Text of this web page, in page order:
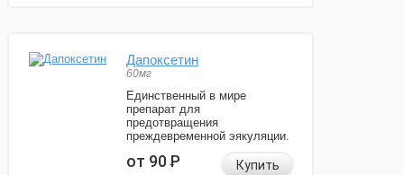
Дапоксетин
60мг
Единственный в мире
препарат для
предотвращения
преждевременной эякуляции.
от 90Р Купить